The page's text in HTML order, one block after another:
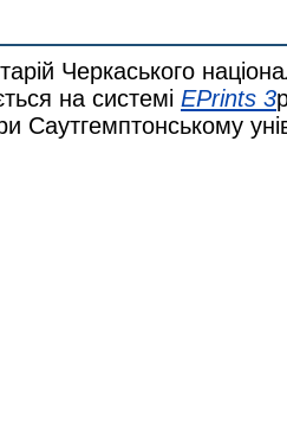
Черкаського
на системі EPrints 3
Саутгемптонському